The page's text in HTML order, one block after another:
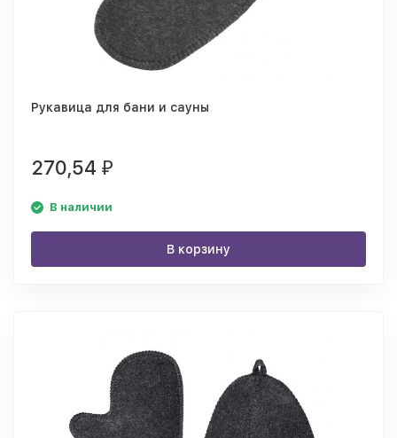
Рукавица для бани и сауны
270,54 ₽
В наличии
В корзину